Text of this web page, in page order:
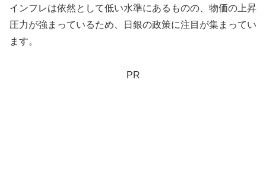
インフレは依然として低い水準にあるものの、物価の上昇
圧力が強まっているため、日銀の政策に注目が集まってい
ます。
PR